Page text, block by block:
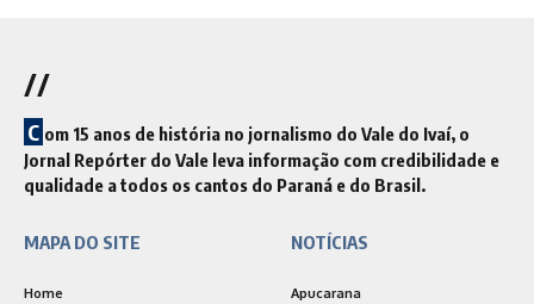
//
C om 15 anos de história no jornalismo do Vale do Ivaí, o
Jornal Repórter do Vale leva informação com credibilidade e
qualidade a todos os cantos do Paraná e do Brasil.
MAPA DO SITE
Home
NOTÍCIAS
Apucarana